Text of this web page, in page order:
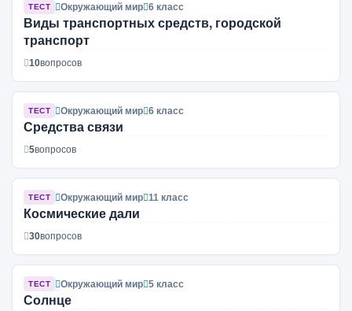
ТЕСТ Окружающий мир 6 класс
Виды транспортных средств, городской
транспорт
10вопросов
ТЕСТ Окружающий мир 6 класс
Средства связи
5вопросов
ТЕСТ Окружающий мир 11 класс
Космические дали
30вопросов
ТЕСТ Окружающий мир 5 класс
Солнце